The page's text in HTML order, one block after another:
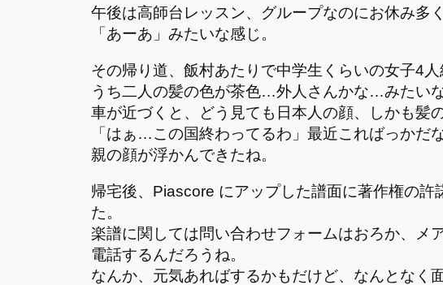
午後は高師台レッスン、グループなのにお休み多
「あーあ」みたいな感じ。
その帰り道、飯村あたりで中学生くらいの女子4
うち二人の髪の色が茶色…外人さんかな…みたいな
車が近づくと、どう見ても日本人の顔、しかも髪
「はぁ…この国終わってるわ」最近こればっかだな
親の顔が浮かんできたね。
帰宅後、Piascore にアップした譜面に著作権の
た。
楽譜に関しては問い合わせフォームはおろか、メ
電話するんだろうね。
なんか、元気あればするかもだけど、なんとなく